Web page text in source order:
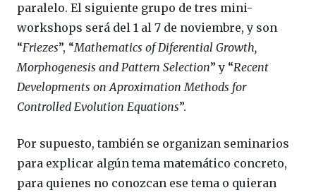
paralelo. El siguiente grupo de tres mini-
workshops será del 1 al 7 de noviembre, y son
“Friezes”, “Mathematics of Diferential Growth,
Morphogenesis and Pattern Selection” y “Recent
Developments on Aproximation Methods for
Controlled Evolution Equations”.
Por supuesto, también se organizan seminarios
para explicar algún tema matemático concreto,
para quienes no conozcan ese tema o quieran